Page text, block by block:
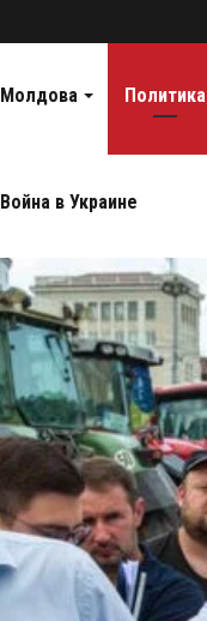
Молдова Политика
Война в Украине